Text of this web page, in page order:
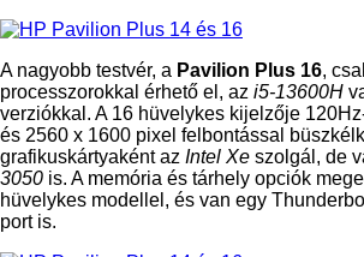
A nagyobb testvér, a Pavilion Plus 16,
processzorokkal érhető el, az i5-13600H
verziókkal. A 16 hüvelykes kijelzője
és 2560 x 1600 pixel felbontással
grafikuskártyaként az Intel Xe szolgál, de
3050 is. A memória és tárhely opciók
hüvelykes modellel, és van egy
port is.